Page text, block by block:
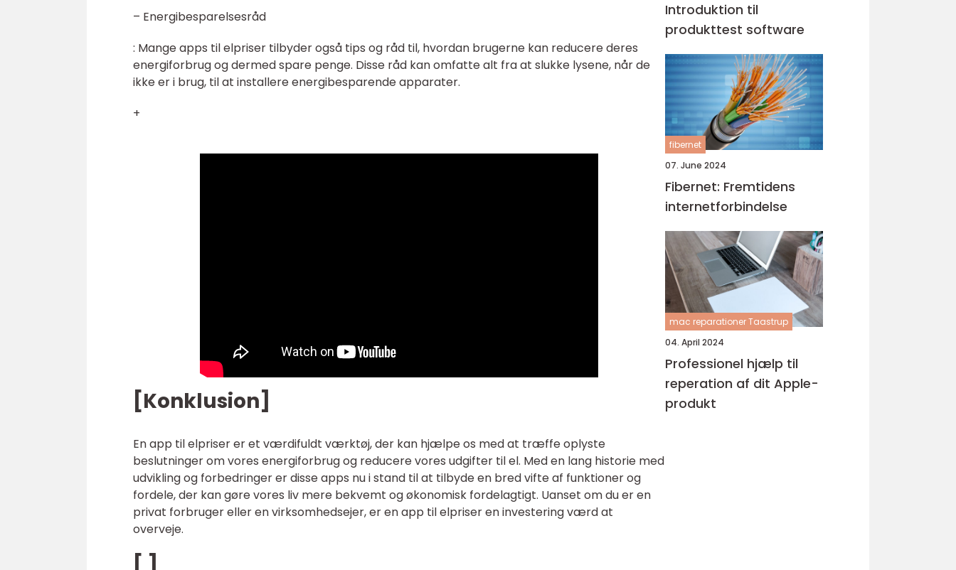
– Energibesparelsesråd
: Mange apps til elpriser tilbyder også tips og råd til, hvordan brugerne kan reducere deres
energiforbrug og dermed spare penge. Disse råd kan omfatte alt fra at slukke lysene, når de
ikke er i brug, til at installere energibesparende apparater.
+
[Konklusion]
En app til elpriser er et værdifuldt værktøj, der kan hjælpe os med at træffe oplyste
beslutninger om vores energiforbrug og reducere vores udgifter til el. Med en lang historie med
udvikling og forbedringer er disse apps nu i stand til at tilbyde en bred vifte af funktioner og
fordele, der kan gøre vores liv mere bekvemt og økonomisk fordelagtigt. Uanset om du er en
privat forbruger eller en virksomhedsejer, er en app til elpriser en investering værd at
overveje.
Introduktion til
produkttest software
fibernet
07. June 2024
Fibernet: Fremtidens
internetforbindelse
mac reparationer Taastrup
04. April 2024
Professionel hjælp til
reperation af dit Apple-
produkt